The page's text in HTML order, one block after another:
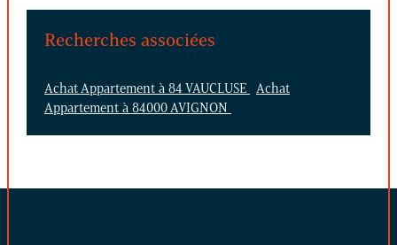
Recherches associées
Achat Appartement à 84 VAUCLUSE
Achat
Appartement à 84000 AVIGNON